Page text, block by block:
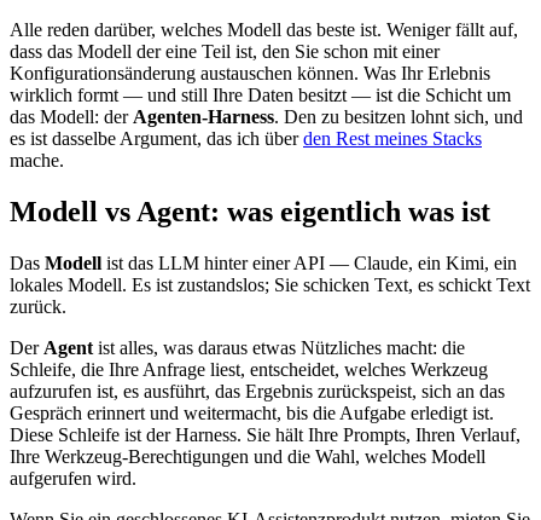
Alle reden darüber, welches Modell das beste ist. Weniger fällt auf,
dass das Modell der eine Teil ist, den Sie schon mit einer
Konfigurationsänderung austauschen können. Was Ihr Erlebnis
wirklich formt — und still Ihre Daten besitzt — ist die Schicht um
das Modell: der Agenten-Harness. Den zu besitzen lohnt sich, und
es ist dasselbe Argument, das ich überden Rest meines Stacks
mache.
Modell vs Agent: was eigentlich was ist
Das Modell ist das LLM hinter einer API — Claude, ein Kimi, ein
lokales Modell. Es ist zustandslos; Sie schicken Text, es schickt Text
zurück.
Der Agent ist alles, was daraus etwas Nützliches macht: die
Schleife, die Ihre Anfrage liest, entscheidet, welches Werkzeug
aufzurufen ist, es ausführt, das Ergebnis zurückspeist, sich an das
Gespräch erinnert und weitermacht, bis die Aufgabe erledigt ist.
Diese Schleife ist der Harness. Sie hält Ihre Prompts, Ihren Verlauf,
Ihre Werkzeug-Berechtigungen und die Wahl, welches Modell
aufgerufen wird.